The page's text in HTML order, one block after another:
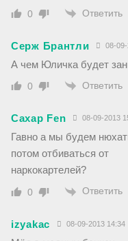
0 Ответить
Серж Брантли 08-
А чем Юличка будет
0 Ответить
Caxap Fen 08-09-2013
Гавно а мы будем
потом отбиваться от
наркокартелей?
0 Ответить
izyakac 08-09-2013 14:34